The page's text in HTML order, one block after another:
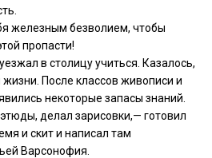
железным безволием, чтобы
пропасти!
в столицу учиться. Казалось,
После классов живописи и
некоторые запасы знаний.
делал зарисовки,— готовил
и скит и написал там
Варсонофия.